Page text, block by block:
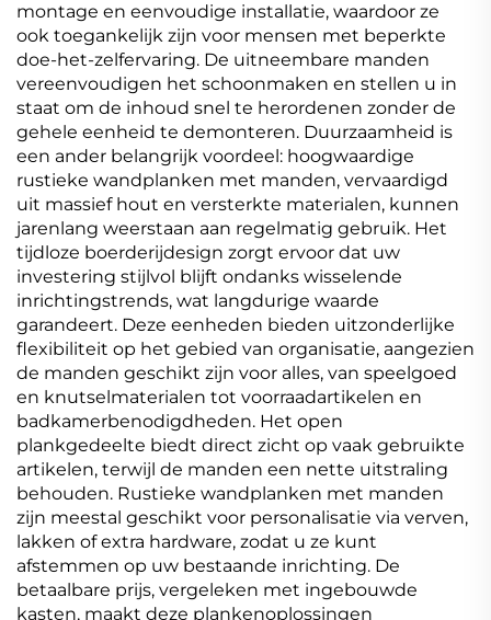
montage en eenvoudige installatie, waardoor ze
ook toegankelijk zijn voor mensen met beperkte
doe-het-zelfervaring. De uitneembare manden
vereenvoudigen het schoonmaken en stellen u in
staat om de inhoud snel te herordenen zonder de
gehele eenheid te demonteren. Duurzaamheid is
een ander belangrijk voordeel: hoogwaardige
rustieke wandplanken met manden, vervaardigd
uit massief hout en versterkte materialen, kunnen
jarenlang weerstaan aan regelmatig gebruik. Het
tijdloze boerderijdesign zorgt ervoor dat uw
investering stijlvol blijft ondanks wisselende
inrichtingstrends, wat langdurige waarde
garandeert. Deze eenheden bieden uitzonderlijke
flexibiliteit op het gebied van organisatie, aangezien
de manden geschikt zijn voor alles, van speelgoed
en knutselmaterialen tot voorraadartikelen en
badkamerbenodigdheden. Het open
plankgedeelte biedt direct zicht op vaak gebruikte
artikelen, terwijl de manden een nette uitstraling
behouden. Rustieke wandplanken met manden
zijn meestal geschikt voor personalisatie via verven,
lakken of extra hardware, zodat u ze kunt
afstemmen op uw bestaande inrichting. De
betaalbare prijs, vergeleken met ingebouwde
kasten, maakt deze plankenoplossingen